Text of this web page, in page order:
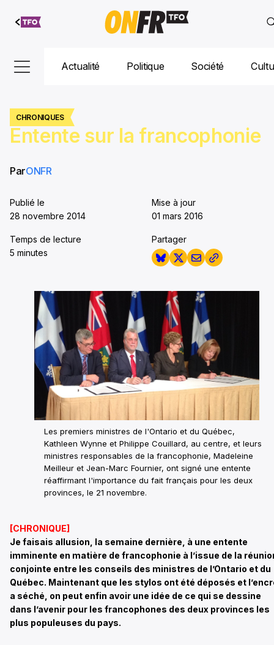
Aller au
contenu
Actualité Politique Société
CHRONIQUES
Entente sur la francophonie
ParONFR
Publié le
28 novembre 2014
Mise à jour
01 mars 2016
Temps de lecture
5 minutes
Partager
Les premiers ministres de l'Ontario et du Québec,
Kathleen Wynne et Philippe Couillard, au centre, et leurs
ministres responsables de la francophonie, Madeleine
Meilleur et Jean-Marc Fournier, ont signé une entente
réaffirmant l'importance du fait français pour les deux
provinces, le 21 novembre.
[CHRONIQUE]
Je faisais allusion, la semaine dernière, à une entente
imminente en matière de francophonie à l’issue de la
conjointe entre les conseils des ministres de l’Ontario et du
Québec. Maintenant que les stylos ont été déposés et
a séché, on peut enfin avoir une idée de ce qui se dessine
dans l’avenir pour les francophones des deux provinces les
plus populeuses du pays.